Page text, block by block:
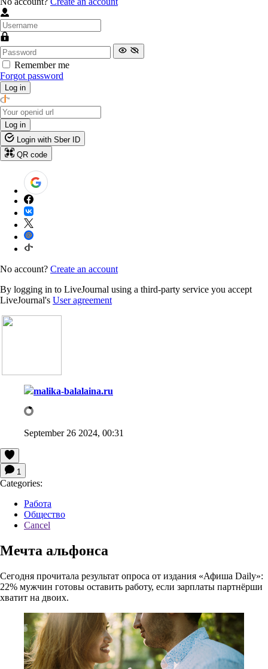
Remember me
Forgot password
Log in
Log in
Login with Sber ID
QR code
No account? Create an account
By logging in to LiveJournal using a third-party service you accept
LiveJournal's User agreement
malika-balalaina.ru
September 26 2024, 00:31
1
Categories:
Работа
Общество
Cancel
Мечта альфонса
Сегодня прочитала результат опроса от издания «Афиша Daily»:
22% мужчин готовы оставить работу, если зарплаты партнёрши
хватит на двоих.